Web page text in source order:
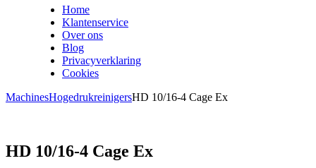
Home
Klantenservice
Over ons
Blog
Privacyverklaring
Cookies
MachinesHogedrukreinigersHD 10/16-4 Cage Ex
HD 10/16-4 Cage Ex